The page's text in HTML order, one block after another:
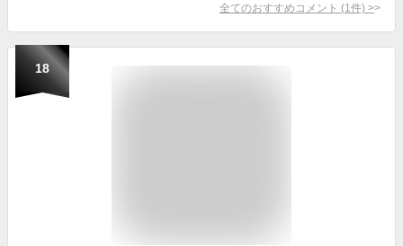
全てのおすすめコメント (1 件) >
18